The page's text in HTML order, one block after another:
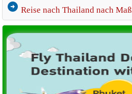
arrow_circle_right Reise nach Thailand nach Maß